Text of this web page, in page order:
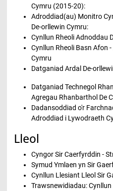
Cymru (2015-20):
Adroddiad(au) Monitro
De-orllewin Cymru:
Cynllun Rheoli Adnoddau
Cynllun Rheoli Basn Afon
Cymru
Datganiad Ardal De-
Datganiad Technegol
Agregau Rhanbarthol De
Dadansoddiad o'r
Adroddiad i Lywodraeth
Lleol
Cyngor Sir Caerfyrddin -
Symud Ymlaen yn Sir
Cynllun Llesiant Lleol Sir
Trawsnewidiadau: